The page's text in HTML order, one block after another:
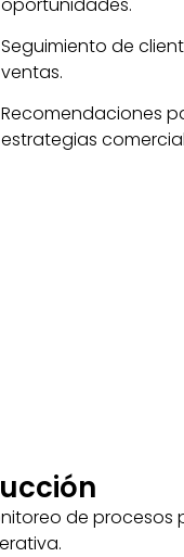
Seguimiento de
ventas.
Recomendaciones
estrategias
de procesos